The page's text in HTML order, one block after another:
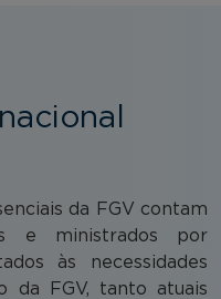
da FGV contam
e ministrados por
às necessidades
da FGV, tanto atuais